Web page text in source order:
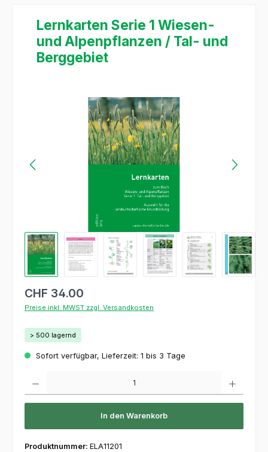
Lernkarten Serie 1 Wiesen-
und Alpenpflanzen / Tal- und
Berggebiet
Bildergalerie überspringen
CHF 34.00
Preise inkl. MWST zzgl. Versandkosten
> 500 lagernd
Sofort verfügbar, Lieferzeit: 1 bis 3 Tage
In den Warenkorb
Produktnummer: ELA11201